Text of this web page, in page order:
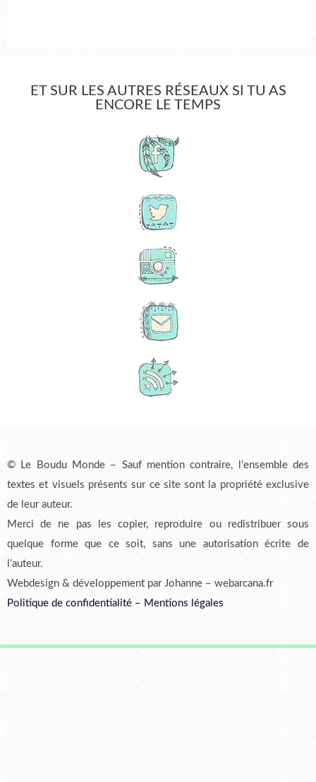
ET SUR LES AUTRES RÉSEAUX SI TU AS
ENCORE LE TEMPS
© Le Boudu Monde – Sauf mention contraire, l’ensemble des
textes et visuels présents sur ce site sont la propriété exclusive
de leur auteur.
Merci de ne pas les copier, reproduire ou redistribuer sous
quelque forme que ce soit, sans une autorisation écrite de
l’auteur.
Webdesign & développement par Johanne – webarcana.fr
Politique de confidentialité – Mentions légales